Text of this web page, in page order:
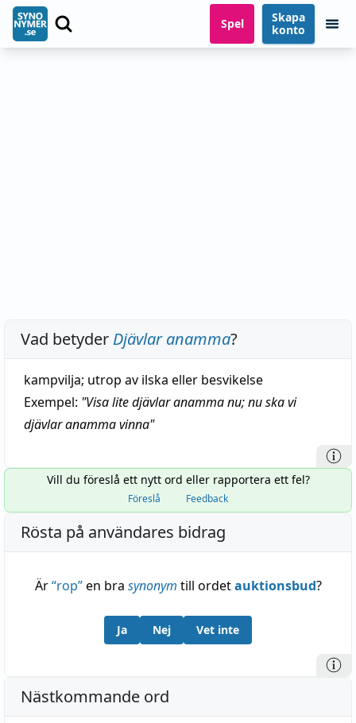
Spel
Skapa
konto
Vad betyder Djävlar anamma?
kampvilja; utrop av ilska eller besvikelse
Exempel: "Visa lite djävlar anamma nu; nu ska vi
djävlar anamma vinna"
Vill du föreslå ett nytt ord eller rapportera ett fel?
Föreslå Feedback
Rösta på användares bidrag
Är“rop”en bra synonym till ordetauktionsbud?
Ja Nej Vet inte
Nästkommande ord